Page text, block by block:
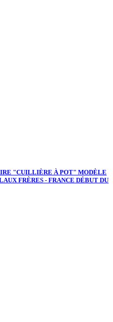
"CUILLIÈRE À POT" MODÈLE
FRÈRES - FRANCE DÉBUT DU